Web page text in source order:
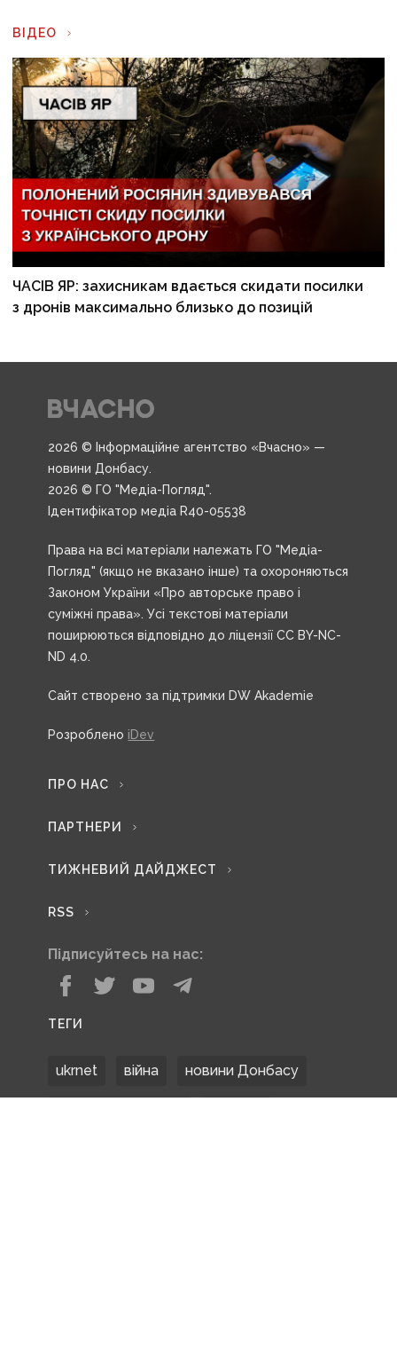
ВІДЕО
ЧАСІВ ЯР: захисникам вдається скидати посилки
з дронів максимально близько до позицій
2026 © Інформаційне агентство «Вчасно» —
новини Донбасу.
2026 © ГО "Медіа-Погляд".
Ідентифікатор медіа R40-05538
Права на всі матеріали належать ГО "Медіа-
Погляд" (якщо не вказано інше) та охороняються
Законом України «Про авторське право і
суміжні права». Усі текстові матеріали
поширюються відповідно до ліцензії CC BY-NC-
ND 4.0.
Сайт створено за підтримки DW Akademie
Розроблено iDev
ПРО НАС
ПАРТНЕРИ
ТИЖНЕВИЙ ДАЙДЖЕСТ
RSS
Підписуйтесь на нас:
ТЕГИ
ukrnet війна новини Донбасу